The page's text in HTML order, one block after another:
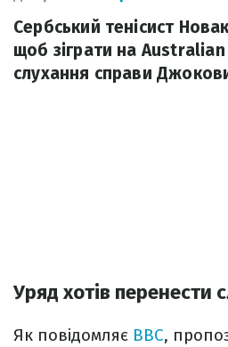
Сербський тенісист
щоб зіграти на Australian
слухання справи
Уряд хотів перенести
Як повідомляє BBC,